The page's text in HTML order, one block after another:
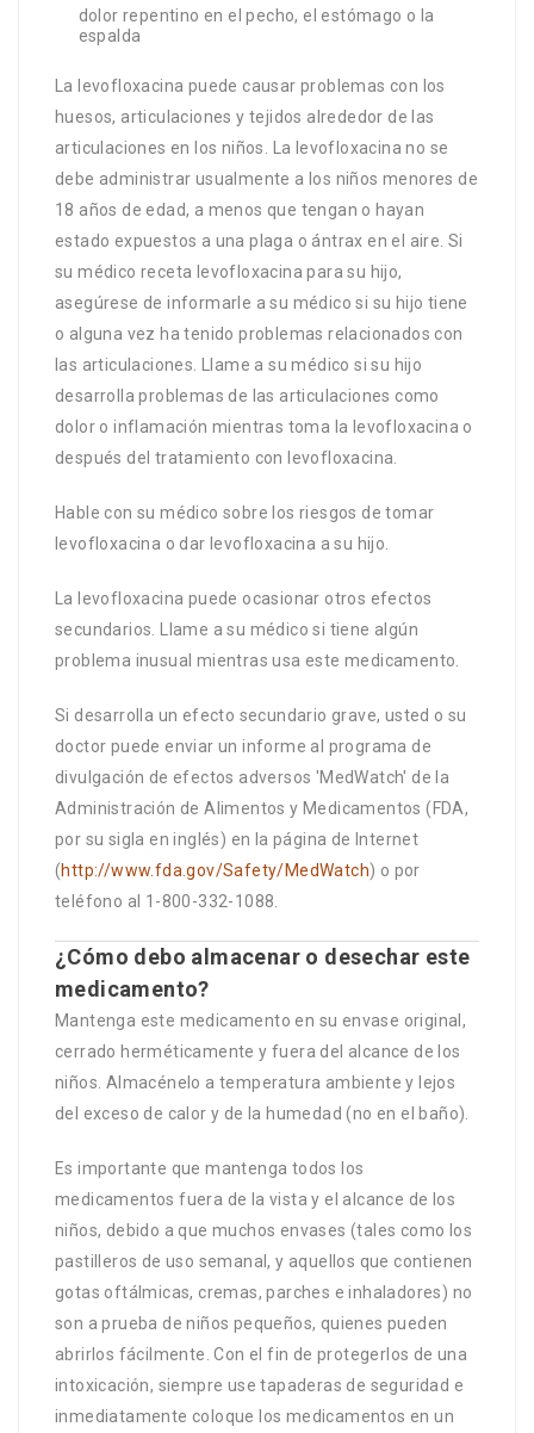
dolor repentino en el pecho, el estómago o la
espalda
La levofloxacina puede causar problemas con los
huesos, articulaciones y tejidos alrededor de las
articulaciones en los niños. La levofloxacina no se
debe administrar usualmente a los niños menores de
18 años de edad, a menos que tengan o hayan
estado expuestos a una plaga o ántrax en el aire. Si
su médico receta levofloxacina para su hijo,
asegúrese de informarle a su médico si su hijo tiene
o alguna vez ha tenido problemas relacionados con
las articulaciones. Llame a su médico si su hijo
desarrolla problemas de las articulaciones como
dolor o inflamación mientras toma la levofloxacina o
después del tratamiento con levofloxacina.
Hable con su médico sobre los riesgos de tomar
levofloxacina o dar levofloxacina a su hijo.
La levofloxacina puede ocasionar otros efectos
secundarios. Llame a su médico si tiene algún
problema inusual mientras usa este medicamento.
Si desarrolla un efecto secundario grave, usted o su
doctor puede enviar un informe al programa de
divulgación de efectos adversos 'MedWatch' de la
Administración de Alimentos y Medicamentos (FDA,
por su sigla en inglés) en la página de Internet
(http://www.fda.gov/Safety/MedWatch) o por
teléfono al 1-800-332-1088.
¿Cómo debo almacenar o desechar este
medicamento?
Mantenga este medicamento en su envase original,
cerrado herméticamente y fuera del alcance de los
niños. Almacénelo a temperatura ambiente y lejos
del exceso de calor y de la humedad (no en el baño).
Es importante que mantenga todos los
medicamentos fuera de la vista y el alcance de los
niños, debido a que muchos envases (tales como los
pastilleros de uso semanal, y aquellos que contienen
gotas oftálmicas, cremas, parches e inhaladores) no
son a prueba de niños pequeños, quienes pueden
abrirlos fácilmente. Con el fin de protegerlos de una
intoxicación, siempre use tapaderas de seguridad e
inmediatamente coloque los medicamentos en un